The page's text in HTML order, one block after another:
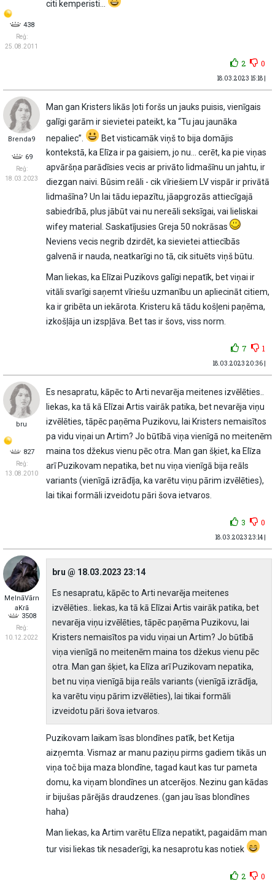
438
Reģ:
25.08.2011
citi kemperisti...
2 0
18.03.2023 15:18 |
Brenda9
69
Reģ:
18.03.2023
Man gan Kristers likās ļoti foršs un jauks puisis, vienīgais
galīgi garām ir sievietei pateikt, ka “Tu jau jaunāka
nepaliec”.
Bet visticamāk viņš to bija domājis
kontekstā, ka Elīza ir pa gaisiem, jo nu… cerēt, ka pie viņas
apvāršņa parādīsies vecis ar privāto lidmašīnu un jahtu, ir
diezgan naivi. Būsim reāli - cik vīriešiem LV vispār ir privātā
lidmašīna? Un lai tādu iepazītu, jāapgrozās attiecīgajā
sabiedrībā, plus jābūt vai nu nereāli seksīgai, vai lieliskai
wifey material. Saskatījusies Greja 50 nokrāsas
Neviens vecis negrib dzirdēt, ka sievietei attiecībās
galvenā ir nauda, neatkarīgi no tā, cik situēts viņš būtu.
Man liekas, ka Elīzai Puzikovs galīgi nepatīk, bet viņai ir
vitāli svarīgi saņemt vīriešu uzmanību un apliecināt citiem,
ka ir gribēta un iekārota. Kristeru kā tādu košļeni paņēma,
izkošļāja un izspļāva. Bet tas ir šovs, viss norm.
7 1
18.03.2023 20:36 |
bru
827
Reģ:
13.08.2010
Es nesapratu, kāpēc to Arti nevarēja meitenes izvēlēties..
liekas, ka tā kā Elīzai Artis vairāk patika, bet nevarēja viņu
izvēlēties, tāpēc paņēma Puzikovu, lai Kristers nemaisītos
pa vidu viņai un Artim? Jo būtībā viņa vienīgā no meitenēm
maina tos džekus vienu pēc otra. Man gan šķiet, ka Elīza
arī Puzikovam nepatika, bet nu viņa vienīgā bija reāls
variants (vienīgā izrādīja, ka varētu viņu pārim izvēlēties),
lai tikai formāli izveidotu pāri šova ietvaros.
3 0
18.03.2023 23:14 |
MelnāVārn
aKrā
3508
Reģ:
10.12.2022
bru @ 18.03.2023 23:14
Es nesapratu, kāpēc to Arti nevarēja meitenes
izvēlēties.. liekas, ka tā kā Elīzai Artis vairāk patika, bet
nevarēja viņu izvēlēties, tāpēc paņēma Puzikovu, lai
Kristers nemaisītos pa vidu viņai un Artim? Jo būtībā
viņa vienīgā no meitenēm maina tos džekus vienu pēc
otra. Man gan šķiet, ka Elīza arī Puzikovam nepatika,
bet nu viņa vienīgā bija reāls variants (vienīgā izrādīja,
ka varētu viņu pārim izvēlēties), lai tikai formāli
izveidotu pāri šova ietvaros.
Puzikovam laikam īsas blondīnes patīk, bet Ketija
aizņemta. Vismaz ar manu paziņu pirms gadiem tikās un
viņa toč bija maza blondīne, tagad kaut kas tur pameta
domu, ka viņam blondīnes un atcerējos. Nezinu gan kādas
ir bijušas pārējās draudzenes. (gan jau īsas blondīnes
haha)
Man liekas, ka Artim varētu Elīza nepatikt, pagaidām man
tur visi liekas tik nesaderīgi, ka nesaprotu kas notiek
2 0